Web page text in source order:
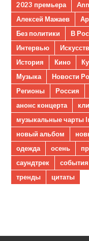
2023 премьера
Алексей Мажаев
Без политики
В
Интервью
История
Кино
Музыка
Новости
Регионы
Россия
анонс концерта
музыкальные чарты
новый альбом
одежда
осень
саундтрек
тренды
цитаты